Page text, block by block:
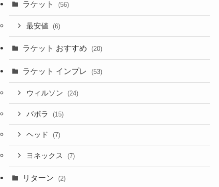
ラケット (56)
最安値 (6)
ラケット おすすめ (20)
ラケット インプレ (53)
ウィルソン (24)
バボラ (15)
ヘッド (7)
ヨネックス (7)
リターン (2)